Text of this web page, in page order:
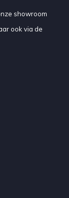
showroom
ook via de